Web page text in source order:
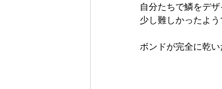
自分たちで鱗をデ
少し難しかったよ
ボンドが完全に乾